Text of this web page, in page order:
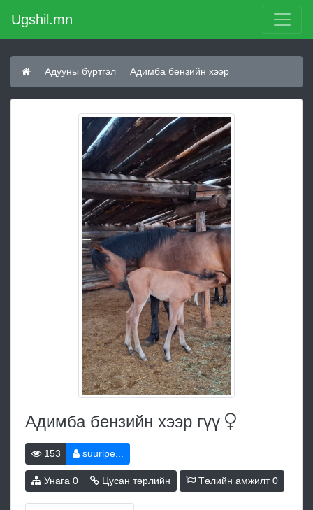
Ugshil.mn
Адууны бүртгэл Адимба бензийн хээр
Адимба бензийн хээр гүү
153 suuripe...
Унага 0 Цусан төрлийн Төлийн амжилт0